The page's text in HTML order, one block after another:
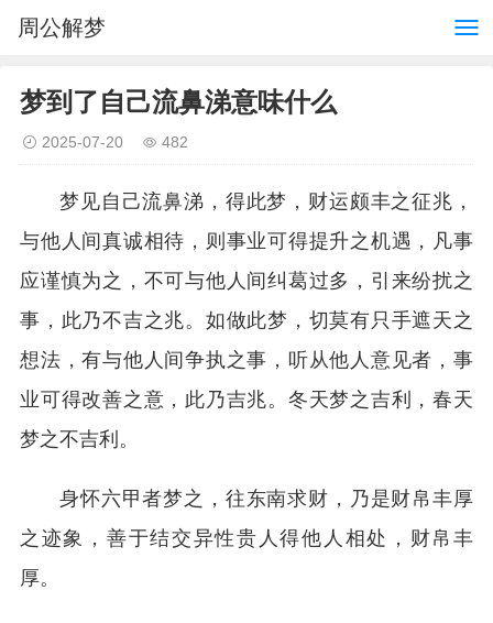
周公解梦
梦到了自己流鼻涕意味什么
2025-07-20 482
梦见自己流鼻涕，得此梦，财运颇丰之征兆，
与他人间真诚相待，则事业可得提升之机遇，凡事
应谨慎为之，不可与他人间纠葛过多，引来纷扰之
事，此乃不吉之兆。如做此梦，切莫有只手遮天之
想法，有与他人间争执之事，听从他人意见者，事
业可得改善之意，此乃吉兆。冬天梦之吉利，春天
梦之不吉利。
身怀六甲者梦之，往东南求财，乃是财帛丰厚
之迹象，善于结交异性贵人得他人相处，财帛丰
厚。